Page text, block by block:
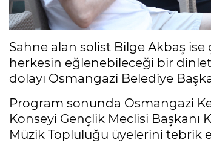
Sahne alan solist Bilge Akbaş
herkesin eğlenebileceği bir
dolayı Osmangazi Belediye
Program sonunda Osmangazi
Konseyi Gençlik Meclisi
Müzik Topluluğu üyelerini tebrik